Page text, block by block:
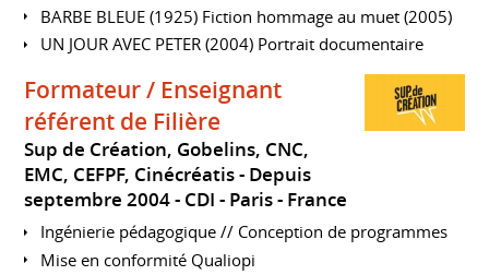
BARBE BLEUE (1925) Fiction hommage au muet (2005)
UN JOUR AVEC PETER (2004) Portrait documentaire
Formateur / Enseignant
référent de Filière
Sup de Création, Gobelins, CNC,
EMC, CEFPF, Cinécréatis
Depuis
septembre 2004 CDI Paris France
Ingénierie pédagogique // Conception de programmes
Mise en conformité Qualiopi